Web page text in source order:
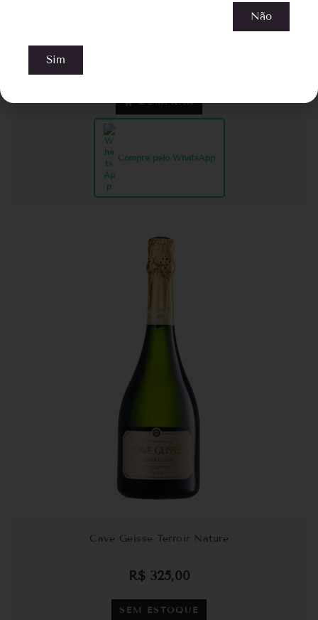
COMPRAR
Compre pelo WhatsApp
Cave Geisse Terroir Nature
R$325,00
SEM ESTOQUE
Não
Sim